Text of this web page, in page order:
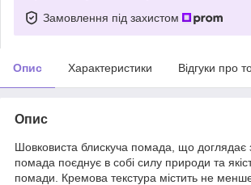
Замовлення під захистом
Опис Характеристики Відгуки про
Опис
Шовковиста блискуча помада, що доглядає
помада поєднує в собі силу природи та
помади. Кремова текстура містить не менше